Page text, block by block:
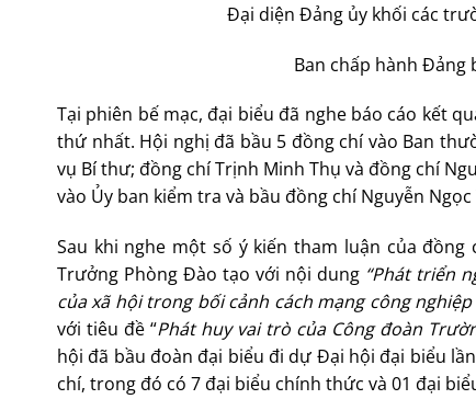
Đại diện Đảng ủy khối các
Ban chấp hành Đảng
Tại phiên bế mạc, đại biểu đã nghe báo cáo kết
thứ nhất. Hội nghị đã bầu 5 đồng chí vào Ban
vụ Bí thư; đồng chí Trịnh Minh Thụ và đồng chí
vào Ủy ban kiểm tra và bầu đồng chí Nguyễn
Sau khi nghe một số ý kiến tham luận của
Trưởng Phòng Đào tạo với nội dung “Phát triển
của xã hội trong bối cảnh cách mạng công nghiệp
với tiêu đề “Phát huy vai trò của Công đoàn
hội đã bầu đoàn đại biểu đi dự Đại hội đại biểu
chí, trong đó có 7 đại biểu chính thức và 01 đại